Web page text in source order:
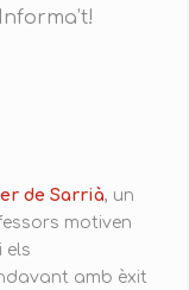
de Sarrià, un
motiven
els
amb èxit